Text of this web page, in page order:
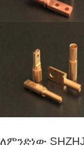
ለምንድነው